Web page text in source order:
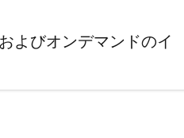
よびオンデマンドのイ